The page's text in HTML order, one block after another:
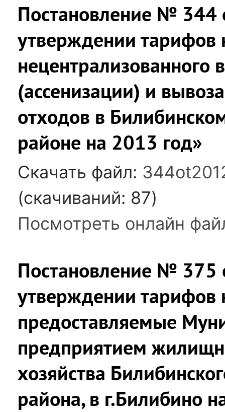
Постановление №
утверждении тарифов
нецентрализованного
(ассенизации) и
отходов в
районе на 2013 год»
Скачать файл:
(cкачиваний: 87)
Посмотреть онлайн
Постановление №
утверждении тарифов
предоставляемые
предприятием
хозяйства
района, в г.Билибино